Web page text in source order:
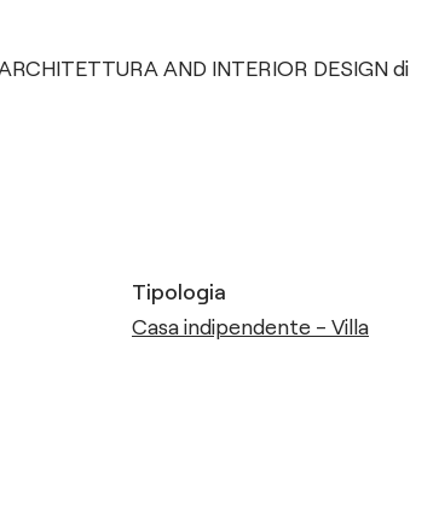
AND INTERIOR DESIGN di
Tipologia
Casa indipendente - Villa